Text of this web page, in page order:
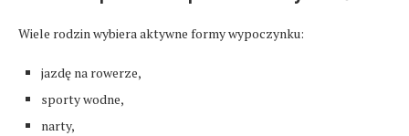
Wiele rodzin wybiera aktywne formy wypoczynku:
jazdę na rowerze,
sporty wodne,
narty,